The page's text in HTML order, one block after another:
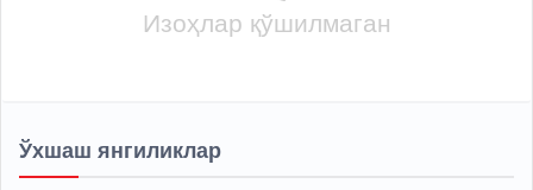
Изоҳлар қўшилмаган
Ўхшаш янгиликлар